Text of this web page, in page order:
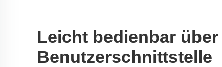
Leicht bedienbar über
Benutzerschnittstelle